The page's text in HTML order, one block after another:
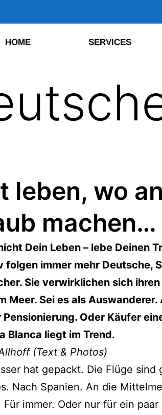
HOME SERVICES
leben, wo
machen…
Dein Leben – lebe Deinen
folgen immer mehr Deutsche,
Sie verwirklichen sich
Meer. Sei es als
Pensionierung. Oder Käufer
Blanca liegt im Trend.
(Text & Photos)
hat gepackt. Die Flüge sind
Nach Spanien. An die
Für immer. Oder nur für ein